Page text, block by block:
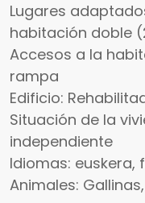
Lugares
habitación doble
Accesos a la
rampa
Edificio:
Situación de la
independiente
Idiomas: euskera,
Animales: